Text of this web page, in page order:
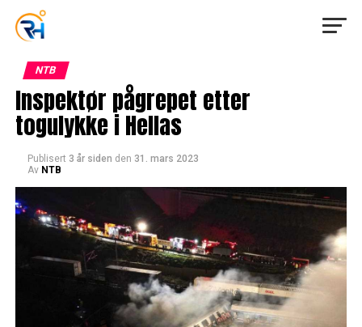
NTB
Inspektør pågrepet etter
togulykke i Hellas
Publisert 3 år siden den 31. mars 2023
Av NTB